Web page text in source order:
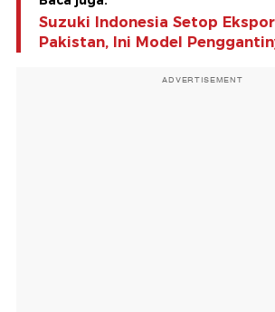
Suzuki Indonesia Setop
Pakistan, Ini Model
ADVERTISEMENT